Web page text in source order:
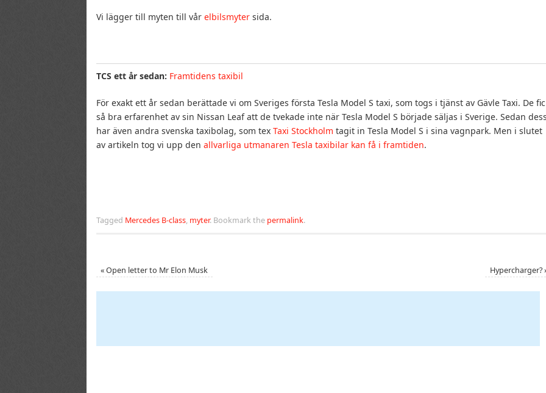
Vi lägger till myten till vår elbilsmyter sida.
TCS ett år sedan: Framtidens taxibil
För exakt ett år sedan berättade vi om Sveriges första Tesla Model S taxi, som togs i tjänst av Gävle Taxi. De
så bra erfarenhet av sin Nissan Leaf att de tvekade inte när Tesla Model S började säljas i Sverige. Sedan
har även andra svenska taxibolag, som tex Taxi Stockholm tagit in Tesla Model S i sina vagnpark. Men i slutet
av artikeln tog vi upp den allvarliga utmanaren Tesla taxibilar kan få i framtiden.
Tagged Mercedes B-class, myter. Bookmark the permalink.
«Open letter to Mr Elon Musk Hypercharger?